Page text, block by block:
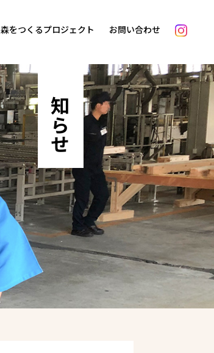
森をつくるプロジェクト お問い合わせ
お知らせ